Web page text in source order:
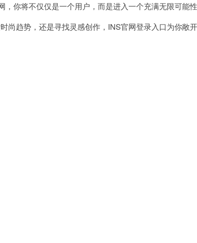
你将不仅仅是一个用户，而是进入一个充满无限可能性
趋势，还是寻找灵感创作，INS官网登录入口为你敞开